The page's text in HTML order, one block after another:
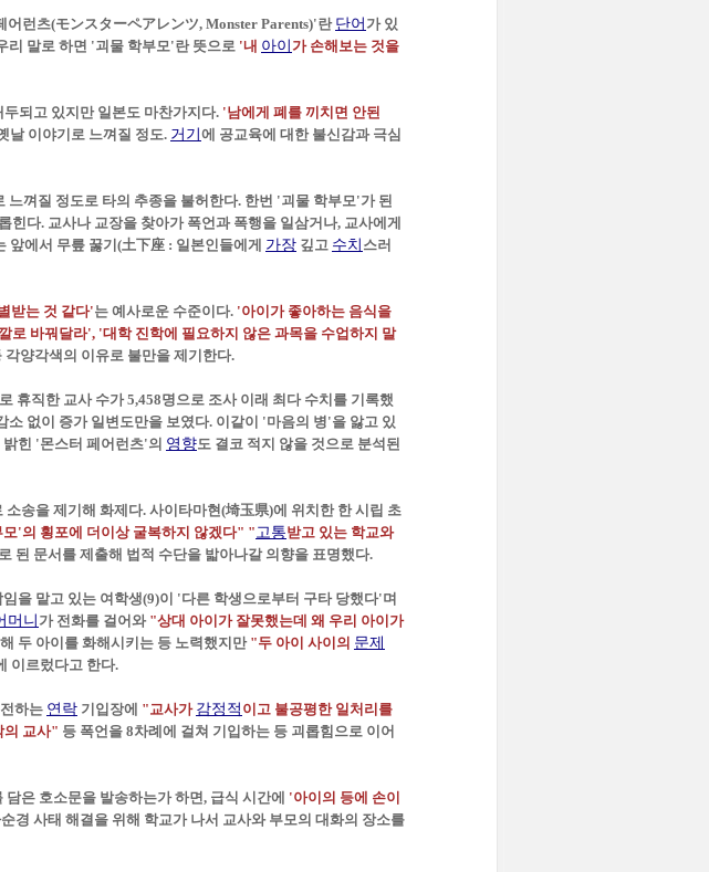
런츠(モンスターペアレンツ, Monster Parents)'란 단어 가 있
리 말로 하면 '괴물 학부모'란 뜻으로 '내 아이 가 손해보는 것을
두되고 있지만 일본도 마찬가지다. '남에게 폐를 끼치면 안된
날 이야기로 느껴질 정도. 거기 에 공교육에 대한 불신감과 극심
껴질 정도로 타의 추종을 불허한다. 한번 '괴물 학부모'가 된
힌다. 교사나 교장을 찾아가 폭언과 폭행을 일삼거나, 교사에게
앞에서 무릎 꿇기(土下座 : 일본인들에게 가장 깊고 수치 스러
받는 것 같다'는 예사로운 수준이다. '아이가 좋아하는 음식을
로 바꿔달라', '대학 진학에 필요하지 않은 과목을 수업하지 말
각양각색의 이유로 불만을 제기한다.
휴직한 교사 수가 5,458명으로 조사 이래 최다 수치를 기록했
없이 증가 일변도만을 보였다. 이같이 '마음의 병'을 앓고 있
힌 '몬스터 페어런츠'의 영향도 결코 적지 않을 것으로 분석된
송을 제기해 화제다. 사이타마현(埼玉県)에 위치한 한 시립 초
'의 횡포에 더이상 굴복하지 않겠다" "고통받고 있는 학교와
로 된 문서를 제출해 법적 수단을 밟아나갈 의향을 표명했다.
을 맡고 있는 여학생(9)이 '다른 학생으로부터 구타 당했다'며
머니 가 전화를 걸어와 "상대 아이가 잘못했는데 왜 우리 아이가
두 아이를 화해시키는 등 노력했지만"두 아이 사이의 문제
이르렀다고 한다.
하는 연락 기입장에 "교사가 감정적 이고 불공평한 일처리를
의 교사" 등 폭언을 8차례에 걸쳐 기입하는 등 괴롭힘으로 이어
은 호소문을 발송하는가 하면, 급식 시간에 '아이의 등에 손이
경 사태 해결을 위해 학교가 나서 교사와 부모의 대화의 장소를